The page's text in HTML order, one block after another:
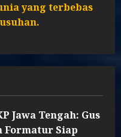
yang terbebas
Jawa Tengah: Gus
Formatur Siap